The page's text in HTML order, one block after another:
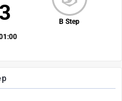
B Step
3